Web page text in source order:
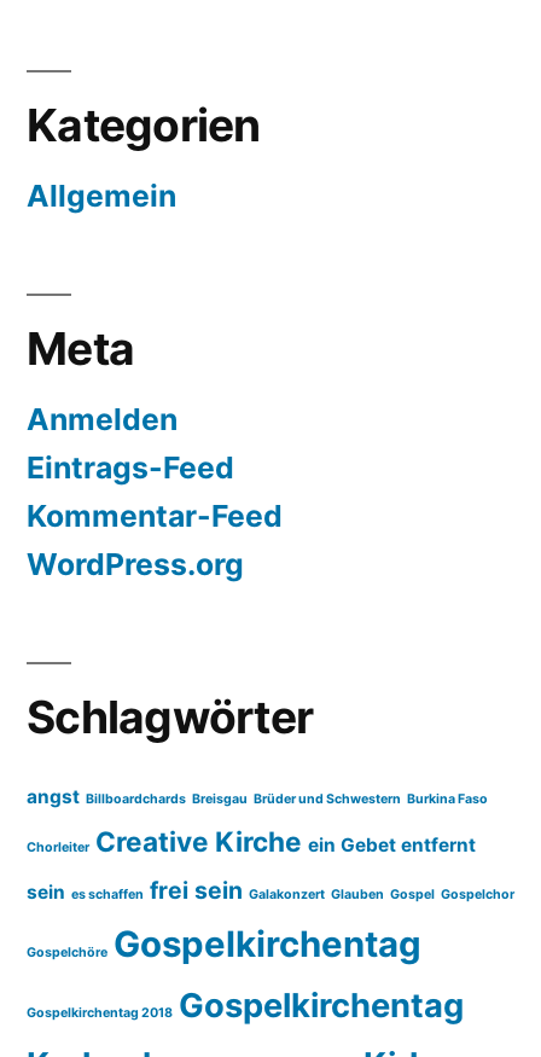
Kategorien
Allgemein
Meta
Anmelden
Eintrags-Feed
Kommentar-Feed
WordPress.org
Schlagwörter
angst Billboardchards Breisgau Brüder und Schwestern Burkina Faso
Chorleiter Creative Kirche ein Gebet entfernt
sein es schaffen frei sein Galakonzert Glauben Gospel Gospelchor
Gospelchöre Gospelkirchentag
Gospelkirchentag 2018 Gospelkirchentag